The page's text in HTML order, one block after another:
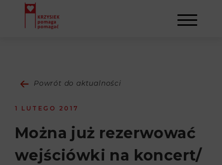
O NAS
NAPISALI O NAS
DZIAŁALNOŚĆ
NASI BENEFICJENCI
KONTAKT
Powrót do aktualności
1 LUTEGO 2017
Można już rezerwować
wejściówki na koncert/